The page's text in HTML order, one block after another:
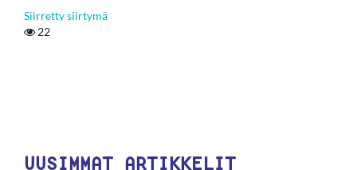
Siirretty siirtymä
22
UUSIMMAT ARTIKKELIT